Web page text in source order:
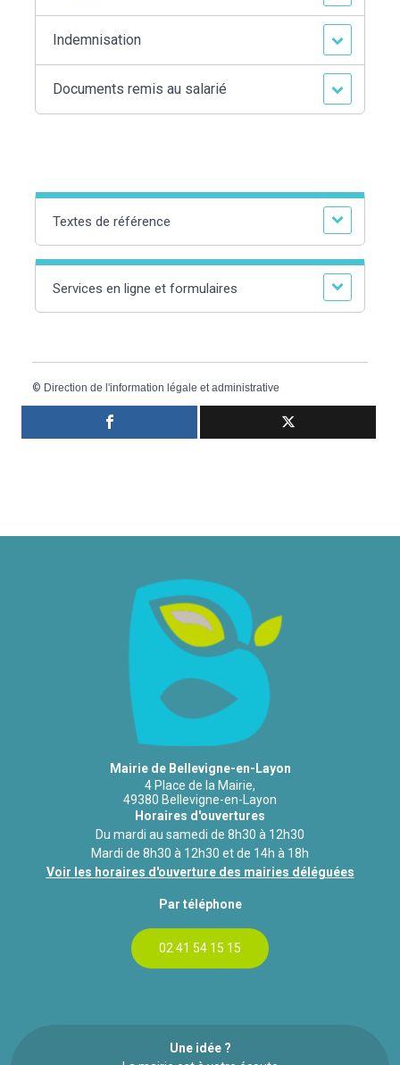
Indemnisation
Documents remis au salarié
Textes de référence
Services en ligne et formulaires
© Direction de l'information légale et administrative
Mairie de Bellevigne-en-Layon
4 Place de la Mairie,
49380 Bellevigne-en-Layon
Horaires d'ouvertures
Du mardi au samedi de 8h30 à 12h30
Mardi de 8h30 à 12h30 et de 14h à 18h
Voir les horaires d'ouverture des mairies déléguées
Par téléphone
02 41 54 15 15
Une idée ?